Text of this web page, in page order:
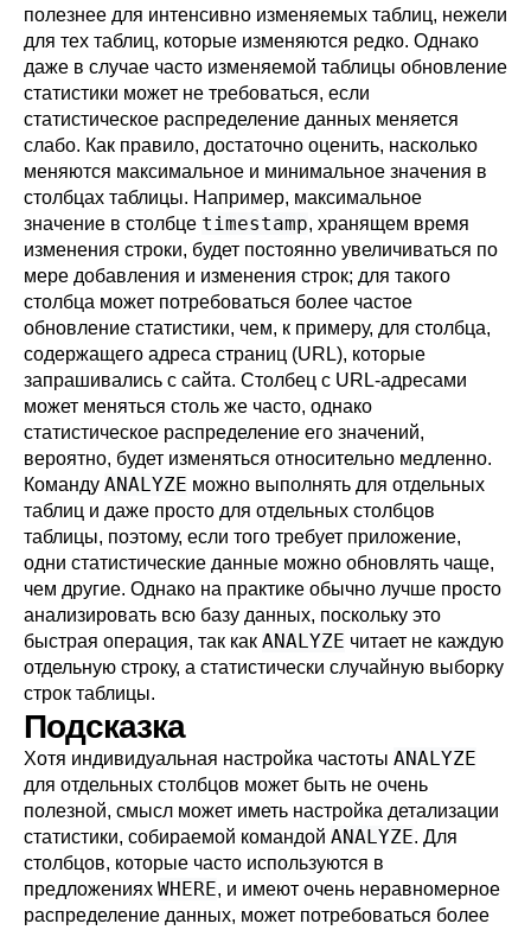
полезнее для интенсивно изменяемых таблиц, нежели
для тех таблиц, которые изменяются редко. Однако
даже в случае часто изменяемой таблицы обновление
статистики может не требоваться, если
статистическое распределение данных меняется
слабо. Как правило, достаточно оценить, насколько
меняются максимальное и минимальное значения в
столбцах таблицы. Например, максимальное
значение в столбце timestamp, хранящем время
изменения строки, будет постоянно увеличиваться по
мере добавления и изменения строк; для такого
столбца может потребоваться более частое
обновление статистики, чем, к примеру, для столбца,
содержащего адреса страниц (URL), которые
запрашивались с сайта. Столбец с URL-адресами
может меняться столь же часто, однако
статистическое распределение его значений,
вероятно, будет изменяться относительно медленно.
Команду ANALYZE можно выполнять для отдельных
таблиц и даже просто для отдельных столбцов
таблицы, поэтому, если того требует приложение,
одни статистические данные можно обновлять чаще,
чем другие. Однако на практике обычно лучше просто
анализировать всю базу данных, поскольку это
быстрая операция, так как ANALYZE читает не каждую
отдельную строку, а статистически случайную выборку
строк таблицы.
Подсказка
Хотя индивидуальная настройка частоты ANALYZE
для отдельных столбцов может быть не очень
полезной, смысл может иметь настройка детализации
статистики, собираемой командой ANALYZE. Для
столбцов, которые часто используются в
предложениях WHERE, и имеют очень неравномерное
распределение данных, может потребоваться более